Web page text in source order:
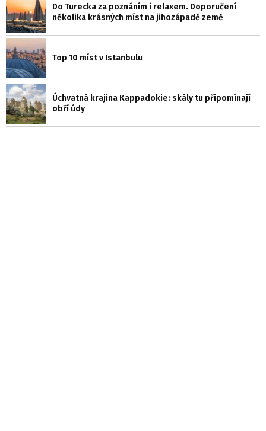
Do Turecka za poznáním i relaxem. Doporučení
několika krásných míst na jihozápadě země
Top 10 míst v Istanbulu
Úchvatná krajina Kappadokie: skály tu připomínají
obří údy